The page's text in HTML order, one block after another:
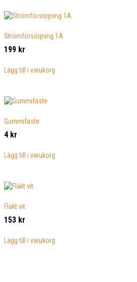
Strömförsörjning 1A
199 kr
Lägg till i varukorg
Gummifäste
4 kr
Lägg till i varukorg
Fläkt vit
153 kr
Lägg till i varukorg